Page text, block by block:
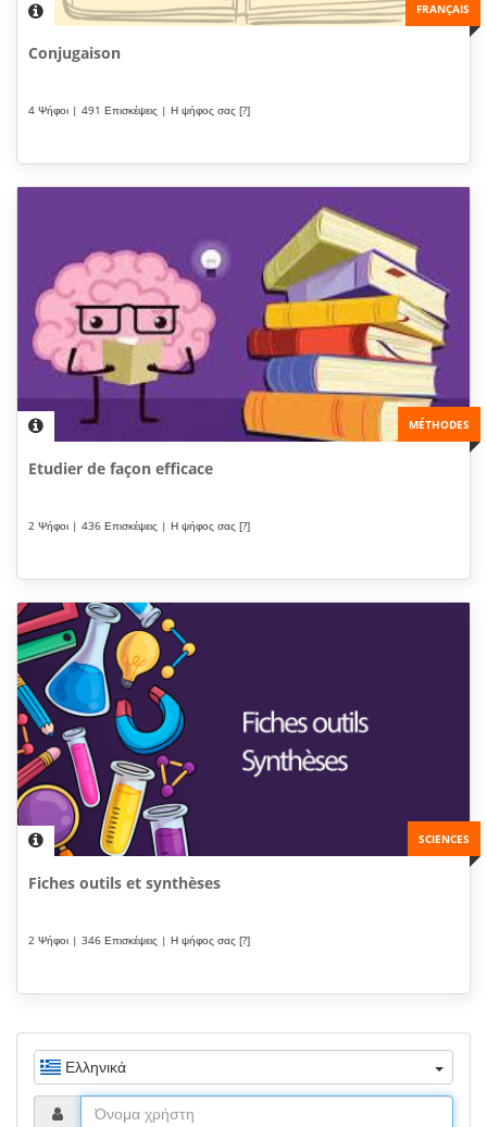
FRANÇAIS
Conjugaison
4 Ψήφοι | 491 Επισκέψεις | Η ψήφος σας [?]
MÉTHODES
Etudier de façon efficace
2 Ψήφοι | 436 Επισκέψεις | Η ψήφος σας [?]
SCIENCES
Fiches outils et synthèses
2 Ψήφοι | 346 Επισκέψεις | Η ψήφος σας [?]
Ελληνικά